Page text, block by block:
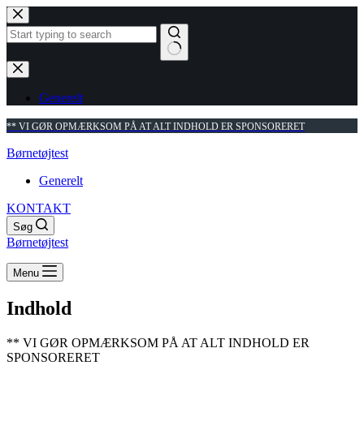
Fortsæt
til
indhold
Ingen
resultater
Generelt
** VI GØR OPMÆRKSOM PÅ AT ALT INDHOLD ER SPONSORERET
Børnetøjtest
Generelt
KONTAKT
Søg
Børnetøjtest
Menu
Indhold
** VI GØR OPMÆRKSOM PÅ AT ALT INDHOLD ER
SPONSORERET